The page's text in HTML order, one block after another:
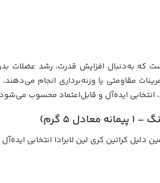
که به‌دنبال افزایش قدرت، رشد عضلات
مقاومتی یا وزنه‌برداری انجام
ایده‌آل و قابل‌اعتماد محسوب
کراتین کری لین لابرادا انتخابی ایده‌آل